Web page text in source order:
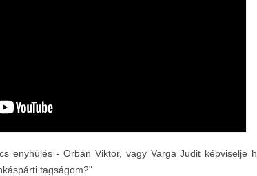
enyhülés - Orbán Viktor, vagy Varga Judit
tagságom?"